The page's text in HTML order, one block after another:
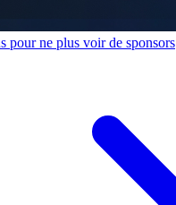
pour ne plus voir de sponsors